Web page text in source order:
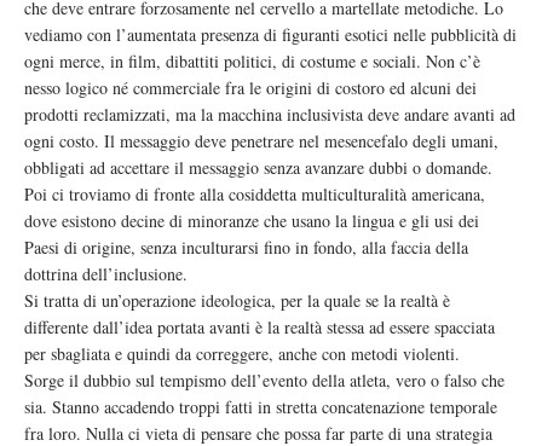
che deve entrare forzosamente nel cervello a martellate metodiche. Lo
vediamo con l’aumentata presenza di figuranti esotici nelle pubblicità di
ogni merce, in film, dibattiti politici, di costume e sociali. Non c’è
nesso logico né commerciale fra le origini di costoro ed alcuni dei
prodotti reclamizzati, ma la macchina inclusivista deve andare avanti ad
ogni costo. Il messaggio deve penetrare nel mesencefalo degli umani,
obbligati ad accettare il messaggio senza avanzare dubbi o domande.
Poi ci troviamo di fronte alla cosiddetta multiculturalità americana,
dove esistono decine di minoranze che usano la lingua e gli usi dei
Paesi di origine, senza inculturarsi fino in fondo, alla faccia della
dottrina dell’inclusione.
Si tratta di un’operazione ideologica, per la quale se la realtà è
differente dall’idea portata avanti è la realtà stessa ad essere spacciata
per sbagliata e quindi da correggere, anche con metodi violenti.
Sorge il dubbio sul tempismo dell’evento della atleta, vero o falso che
sia. Stanno accadendo troppi fatti in stretta concatenazione temporale
fra loro. Nulla ci vieta di pensare che possa far parte di una strategia